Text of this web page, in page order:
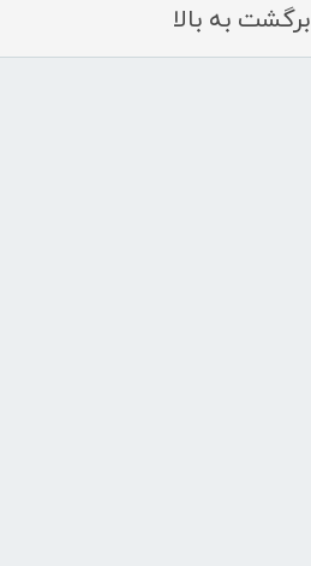
برگشت به بالا